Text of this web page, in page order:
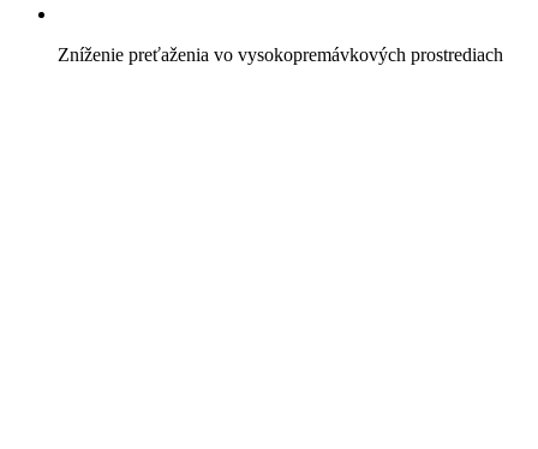
Zníženie preťaženia vo vysokopremávkových prostrediach